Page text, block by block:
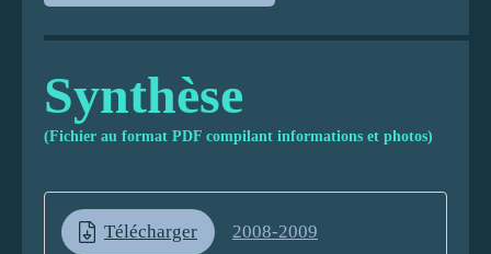
Synthèse
(Fichier au format PDF compilant informations et photos)
Télécharger 2008-2009